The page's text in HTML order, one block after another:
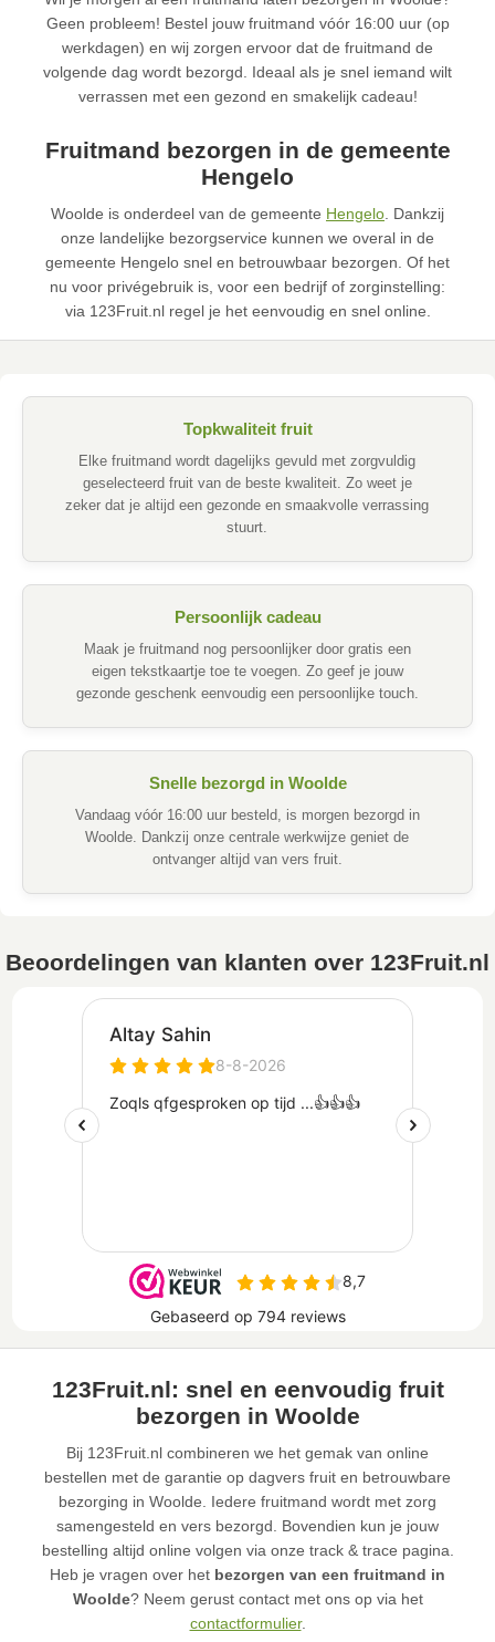
Geen probleem! Bestel jouw fruitmand vóór 16:00 uur (op
werkdagen) en wij zorgen ervoor dat de fruitmand de
volgende dag wordt bezorgd. Ideaal als je snel iemand wilt
verrassen met een gezond en smakelijk cadeau!
Fruitmand bezorgen in de gemeente
Hengelo
Woolde is onderdeel van de gemeente Hengelo. Dankzij
onze landelijke bezorgservice kunnen we overal in de
gemeente Hengelo snel en betrouwbaar bezorgen. Of het
nu voor privégebruik is, voor een bedrijf of zorginstelling:
via 123Fruit.nl regel je het eenvoudig en snel online.
Topkwaliteit fruit
Elke fruitmand wordt dagelijks gevuld met zorgvuldig
geselecteerd fruit van de beste kwaliteit. Zo weet je
zeker dat je altijd een gezonde en smaakvolle verrassing
stuurt.
Persoonlijk cadeau
Maak je fruitmand nog persoonlijker door gratis een
eigen tekstkaartje toe te voegen. Zo geef je jouw
gezonde geschenk eenvoudig een persoonlijke touch.
Snelle bezorgd in Woolde
Vandaag vóór 16:00 uur besteld, is morgen bezorgd in
Woolde. Dankzij onze centrale werkwijze geniet de
ontvanger altijd van vers fruit.
Beoordelingen van klanten over 123Fruit.nl
123Fruit.nl: snel en eenvoudig fruit
bezorgen in Woolde
Bij 123Fruit.nl combineren we het gemak van online
bestellen met de garantie op dagvers fruit en betrouwbare
bezorging in Woolde. Iedere fruitmand wordt met zorg
samengesteld en vers bezorgd. Bovendien kun je jouw
bestelling altijd online volgen via onze track & trace pagina.
Heb je vragen over het bezorgen van een fruitmand in
Woolde? Neem gerust contact met ons op via het
contactformulier.